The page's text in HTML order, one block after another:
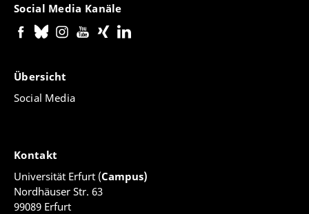
Social Media Kanäle
Übersicht
Social Media
Kontakt
Universität Erfurt (Campus)
Nordhäuser Str. 63
99089 Erfurt